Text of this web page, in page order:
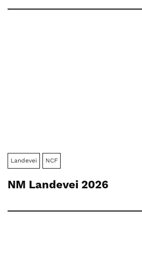
Landevei NCF
NM Landevei 2026